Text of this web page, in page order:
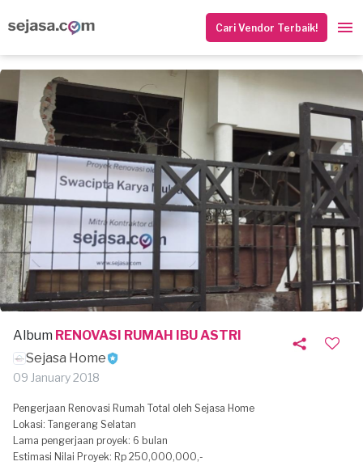
Cari Vendor Terbaik!
Album RENOVASI RUMAH IBU ASTRI
Sejasa Home
09 January 2018
Pengerjaan Renovasi Rumah Total oleh Sejasa Home
Lokasi: Tangerang Selatan
Lama pengerjaan proyek: 6 bulan
Estimasi Nilai Proyek: Rp 250,000,000,-